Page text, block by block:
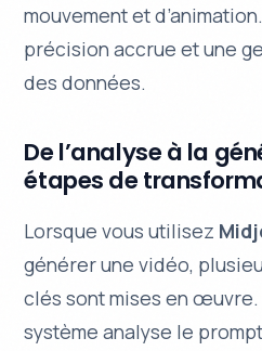
mouvement et
précision accrue et une
des données.
De l’analyse à la
étapes de
Lorsque vous utilisez
générer une vidéo,
clés sont mises en œuvre.
système analyse le prompt